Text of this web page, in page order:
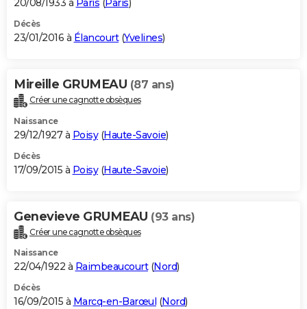
20/08/1933 à Paris (Paris)
Décès
23/01/2016 à Élancourt(Yvelines)
Mireille GRUMEAU (87 ans)
Créer une cagnotte obsèques
Naissance
29/12/1927 à Poisy(Haute-Savoie)
Décès
17/09/2015 à Poisy(Haute-Savoie)
Genevieve GRUMEAU (93 ans)
Créer une cagnotte obsèques
Naissance
22/04/1922 à Raimbeaucourt(Nord)
Décès
16/09/2015 à Marcq-en-Barœul (Nord)